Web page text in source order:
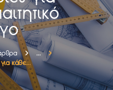
...
κάθε...